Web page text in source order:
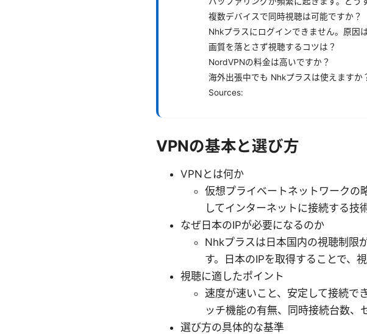
複数デバイスで同時視聴は可能ですか？
Nhkプラスにログインできません。原因
画質を落とさず視聴するコツは？
NordVPNの料金は高いですか？
海外出張中でも Nhkプラスは使えますか
Sources:
VPNの基本と選び方
VPNとは何か
仮想プライベートネットワークの
してインターネットに接続する技術
なぜ日本のIPが必要になるのか
Nhkプラスは日本国内の視聴制限
す。日本のIPを取得することで、
視聴に適したポイント
速度が速いこと、安定して接続で
ッチ機能の有無、同時接続台数、
選び方の具体的な基準